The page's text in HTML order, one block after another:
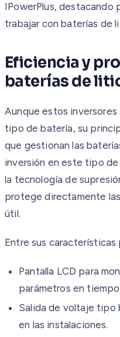
IPowerPlus, destacando
trabajar con baterías de
Eficiencia y
baterías de
Aunque estos
tipo de batería, su
que gestionan las
inversión en este tipo
la tecnología de
protege directamente
útil.
Entre sus características
Pantalla LCD para
parámetros en tiempo
Salida de voltaje tipo
en las instalaciones.